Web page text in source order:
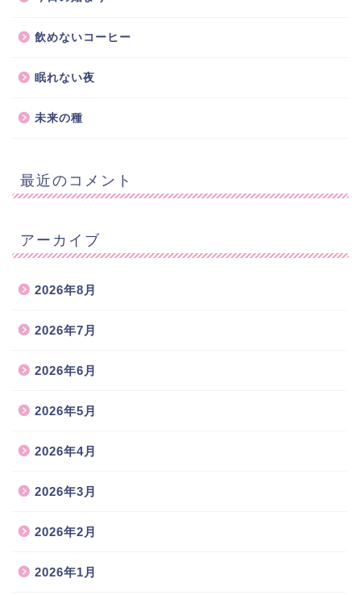
飲めないコーヒー
眠れない夜
未来の種
最近のコメント
アーカイブ
2026年8月
2026年7月
2026年6月
2026年5月
2026年4月
2026年3月
2026年2月
2026年1月